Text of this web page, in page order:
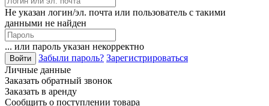
Не указан логин/эл. почта или пользователь с такими
данными не найден
... или пароль указан некорректно
Забыли пароль? Зарегистрироваться
Личные данные
Заказать обратный звонок
Заказать в аренду
Сообщить о поступлении товара